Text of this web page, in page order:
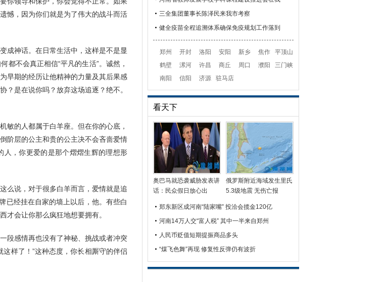
憾，因为你们就是为了伟大的战斗而活
成神话。在日常生活中，这样是不是显
都不会真正相信“平凡的生活”。诚然，
早期的经历让他精神的力量及其后果感
？是在说你吗？放弃这场追逐？绝不。
敏的人都属于白羊座。但在你的心底，
阶层的公主和贵的公主决不会吝啬爱情
人，你更爱的是那个熠熠生辉的理想形
么说，对于很多白羊而言，爱情就是追
已经挂在自家的墙上以后，他。有些白
才会让你那么疯狂地想要拥有。
段感情再也没有了神秘、挑战或者冲突
样了！”这种态度，你长相厮守的伴侣
三全集团董事长陈泽民来我市考察
健全疫苗全程追溯体系确保免疫规划工作落到
郑州 开封 洛阳 安阳 新乡 焦作
平顶山
鹤壁
漯河 许昌 商丘 周口 濮阳
三门峡
南阳
信阳 济源 驻马店
看天下
奥巴马就恐袭威胁发表讲
话：民众假日放心出
俄罗斯附近海域发生里氏
5.3级地震 无伤亡报
郑东新区成河南“陆家嘴” 投洽会揽金120亿
河南14万人交“富人税” 其中一半来自郑州
人民币贬值短期提振商品多头
“煤飞色舞”再现 修复性反弹仍有波折